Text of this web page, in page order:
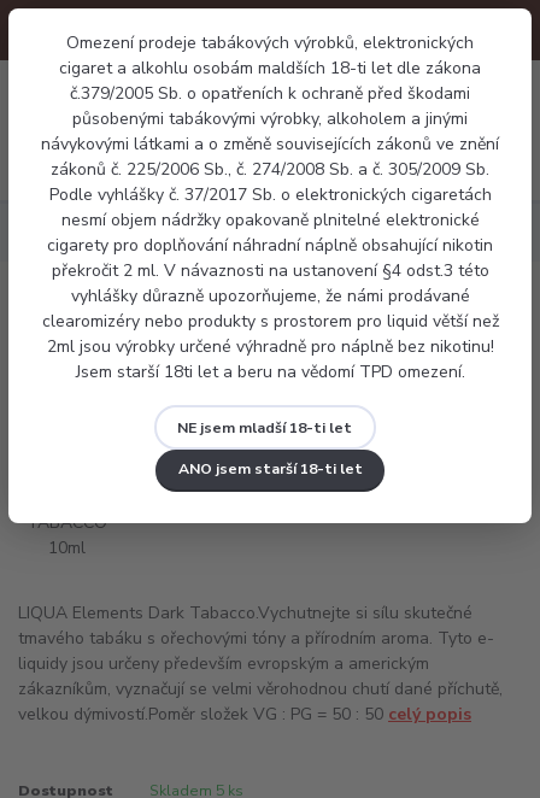
Omezení prodeje tabákových výrobků, elektronických
cigaret a alkohlu osobám maldších 18-ti let dle zákona
č.379/2005 Sb. o opatřeních k ochraně před škodami
působenými tabákovými výrobky, alkoholem a jinými
návykovými látkami a o změně souvisejících zákonů ve znění
zákonů č. 225/2006 Sb., č. 274/2008 Sb. a č. 305/2009 Sb.
Podle vyhlášky č. 37/2017 Sb. o elektronických cigaretách
nesmí objem nádržky opakovaně plnitelné elektronické
cigarety pro doplňování náhradní náplně obsahující nikotin
překročit 2 ml. V návaznosti na ustanovení §4 odst.3 této
vyhlášky důrazně upozorňujeme, že námi prodávané
clearomizéry nebo produkty s prostorem pro liquid větší než
2ml jsou výrobky určené výhradně pro náplně bez nikotinu!
Jsem starší 18ti let a beru na vědomí TPD omezení.
NE jsem mladší 18-ti let
ANO jsem starší 18-ti let
Menu
0 Kč
E-liquid Liqua DARK TABACCO 10ml
E-liquid Liqua DARK TABACCO 10ml
LIQUA Elements Dark Tabacco.Vychutnejte si sílu skutečné
tmavého tabáku s ořechovými tóny a přírodním aroma. Tyto e-
liquidy jsou určeny především evropským a americkým
zákazníkům, vyznačují se velmi věrohodnou chutí dané příchutě,
velkou dýmivostí.Poměr složek VG : PG = 50 : 50 celý popis
Dostupnost Skladem 5 ks